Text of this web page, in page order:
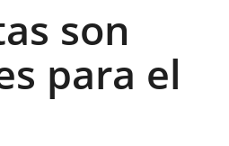
son
para el